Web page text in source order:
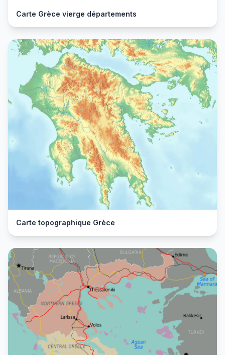
Carte Grèce vierge départements
Carte topographique Grèce